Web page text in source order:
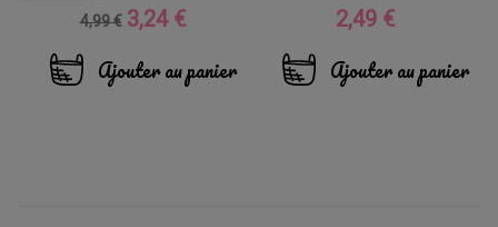
Prix
base
4,99 € Prix
3,24 €
Ajouter au panier
Prix
2,49 €
Ajouter au panier